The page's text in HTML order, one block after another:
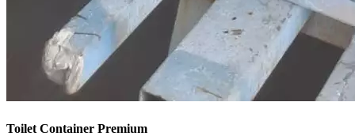
Toilet Container Premium